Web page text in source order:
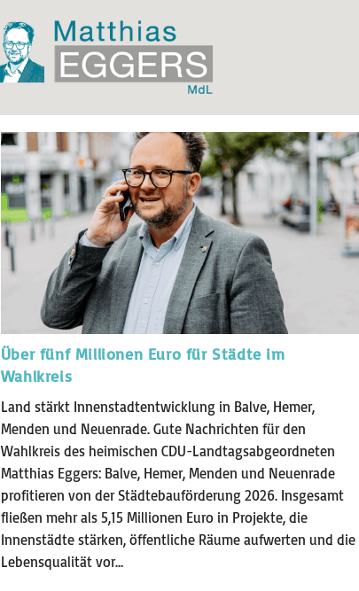
Über fünf Millionen Euro für Städte im
Wahlkreis
Land stärkt Innenstadtentwicklung in Balve, Hemer,
Menden und Neuenrade. Gute Nachrichten für den
Wahlkreis des heimischen CDU-Landtagsabgeordneten
Matthias Eggers: Balve, Hemer, Menden und Neuenrade
profitieren von der Städtebauförderung 2026. Insgesamt
fließen mehr als 5,15 Millionen Euro in Projekte, die
Innenstädte stärken, öffentliche Räume aufwerten und die
Lebensqualität vor…